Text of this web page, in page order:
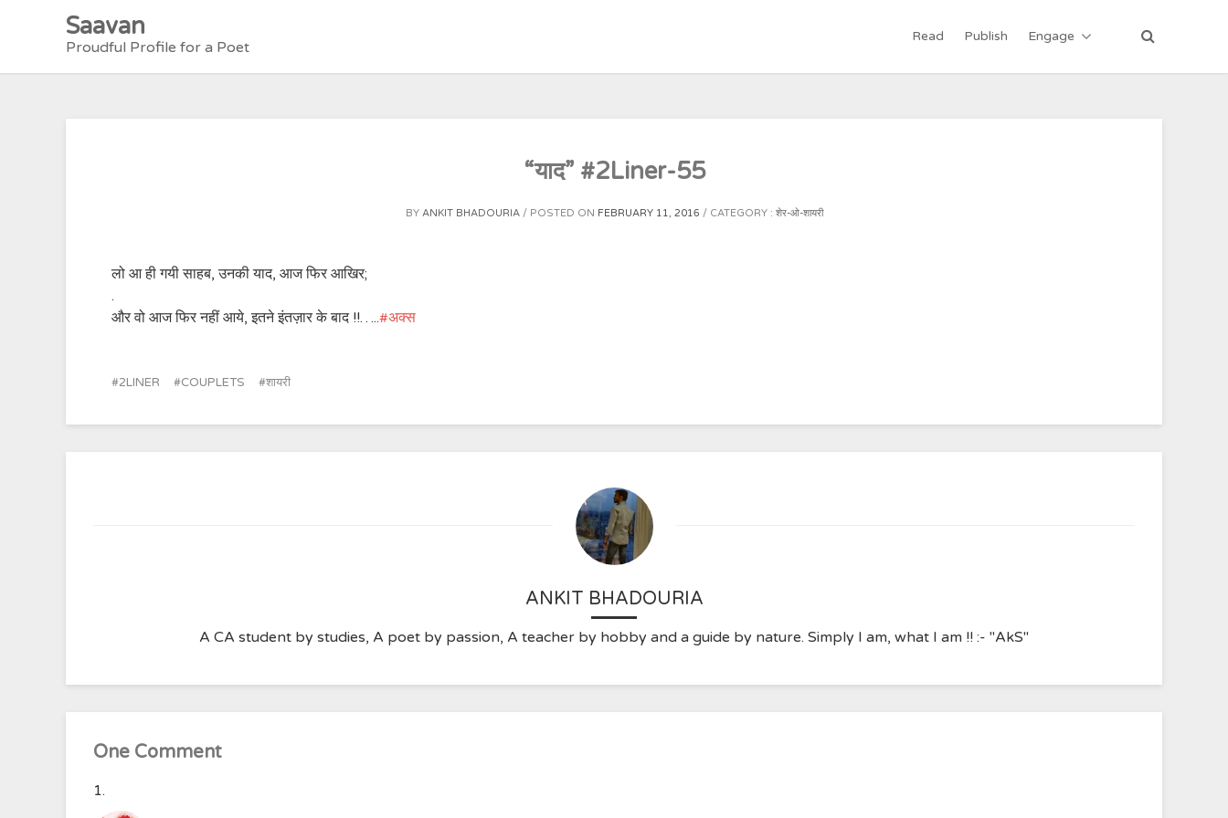
Saavan
Proudful Profile for a Poet
Read Publish Engage
“याद” #2Liner-55
BY ANKIT BHADOURIA POSTED ON FEBRUARY 11, 2016 CATEGORY : शेर-ओ-शायरी
लो आ ही गयी साहब, उनकी याद, आज फिर आखिर;
.
और वो आज फिर नहीं आये, इतने इंतज़ार के बाद !!…..‪#‎अक्स‬
2LINER COUPLETS शायरी
ANKIT BHADOURIA
A CA student by studies, A poet by passion, A teacher by hobby and a guide by nature. Simply I am, what I am !! :- "AkS"
One Comment